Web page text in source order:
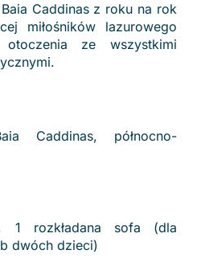
Caddinas z roku na rok
miłośników lazurowego
ze wszystkimi
Caddinas, północno-
1 rozkładana sofa (dla
dwóch dzieci)